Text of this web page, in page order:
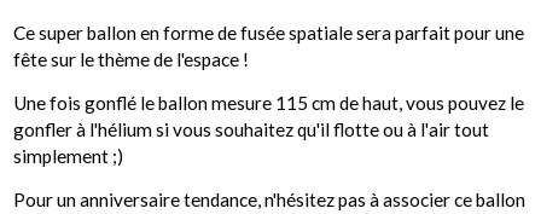
Ce super ballon en forme de fusée spatiale sera parfait pour une
fête sur le thème de l'espace !
Une fois gonflé le ballon mesure 115 cm de haut, vous pouvez le
gonfler à l'hélium si vous souhaitez qu'il flotte ou à l'air tout
simplement ;)
Pour un anniversaire tendance, n'hésitez pas à associer ce ballon